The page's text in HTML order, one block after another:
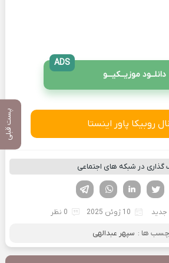
پست قبلی
دانلــود موزیــکیـــو
ADS
روبیکا پاور اینستا
گذاری در شبکه های اجتماعی
لینکدین تویتر
فیسوک
10 ژوئن 2025 0 نظر
ها : سپهر عبدالهی